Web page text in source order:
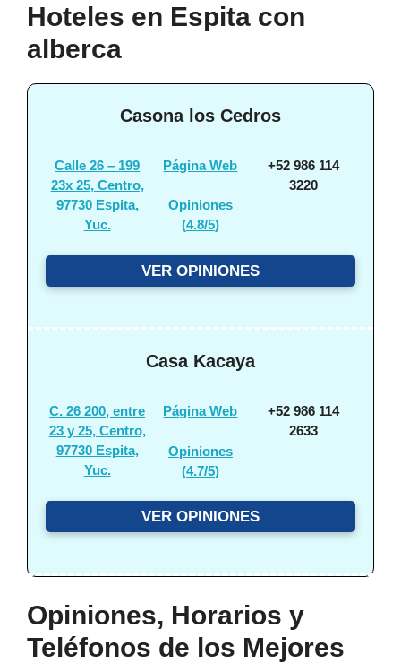
Hoteles en Espita con
alberca
Casona los Cedros
Calle 26 – 199
23x 25, Centro,
97730 Espita,
Yuc.
Página Web
Opiniones
(4.8/5)
+52 986 114
3220
VER OPINIONES
Casa Kacaya
C. 26 200, entre
23 y 25, Centro,
97730 Espita,
Yuc.
Página Web
Opiniones
(4.7/5)
+52 986 114
2633
VER OPINIONES
Opiniones, Horarios y
Teléfonos de los Mejores